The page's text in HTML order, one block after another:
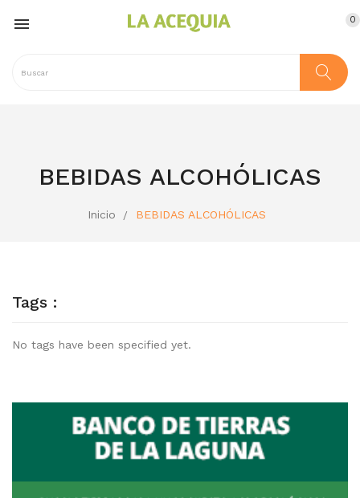
 0
BEBIDAS ALCOHÓLICAS
Inicio BEBIDAS ALCOHÓLICAS
Tags :
No tags have been specified yet.